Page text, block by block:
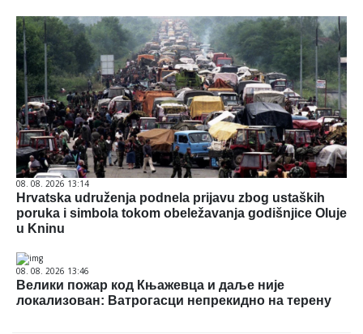
08. 08. 2026 13:14
Hrvatska udruženja podnela prijavu zbog ustaških
poruka i simbola tokom obeležavanja godišnjice Oluje
u Kninu
08. 08. 2026 13:46
Велики пожар код Књажевца и даље није
локализован: Ватрогасци непрекидно на терену